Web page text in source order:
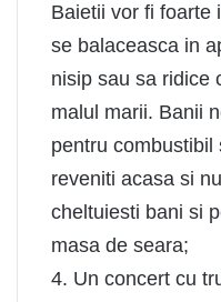
Baietii vor fi foarte
se balaceasca in
nisip sau sa ridice
malul marii. Banii
pentru
reveniti acasa si
cheltuiesti bani si
masa de seara;
4. Un concert cu